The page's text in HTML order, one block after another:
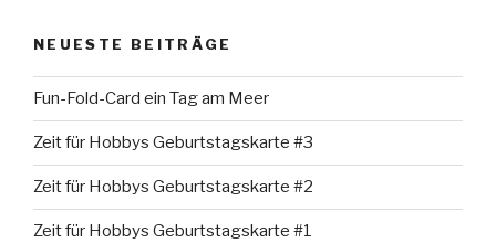
NEUESTE BEITRÄGE
Fun-Fold-Card ein Tag am Meer
Zeit für Hobbys Geburtstagskarte #3
Zeit für Hobbys Geburtstagskarte #2
Zeit für Hobbys Geburtstagskarte #1